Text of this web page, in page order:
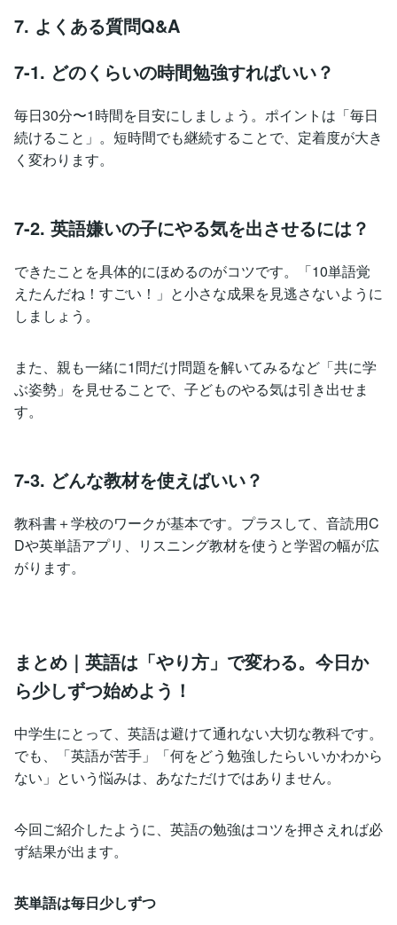
7. よくある質問Q&A
7-1. どのくらいの時間勉強すればいい？
毎日30分〜1時間を目安にしましょう。ポイントは「毎日
続けること」。短時間でも継続することで、定着度が大き
く変わります。
7-2. 英語嫌いの子にやる気を出させるには？
できたことを具体的にほめるのがコツです。「10単語覚
えたんだね！すごい！」と小さな成果を見逃さないように
しましょう。
また、親も一緒に1問だけ問題を解いてみるなど「共に学
ぶ姿勢」を見せることで、子どものやる気は引き出せま
す。
7-3. どんな教材を使えばいい？
教科書＋学校のワークが基本です。プラスして、音読用C
Dや英単語アプリ、リスニング教材を使うと学習の幅が広
がります。
まとめ｜英語は「やり方」で変わる。今日か
ら少しずつ始めよう！
中学生にとって、英語は避けて通れない大切な教科です。
でも、「英語が苦手」「何をどう勉強したらいいかわから
ない」という悩みは、あなただけではありません。
今回ご紹介したように、英語の勉強はコツを押さえれば必
ず結果が出ます。
英単語は毎日少しずつ